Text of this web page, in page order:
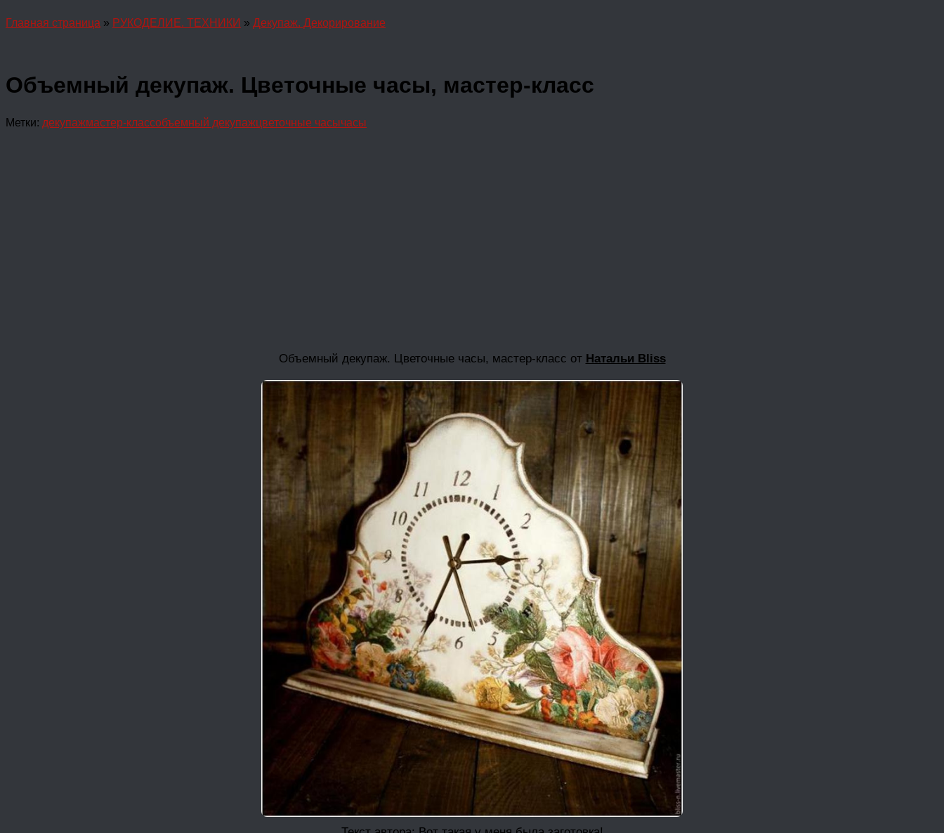
Главная страница » РУКОДЕЛИЕ. ТЕХНИКИ » Декупаж. Декорирование
Объемный декупаж. Цветочные часы, мастер-класс
Метки: декупажмастер-классобъемный декупажцветочные часычасы
Объемный декупаж. Цветочные часы, мастер-класс от Натальи Bliss